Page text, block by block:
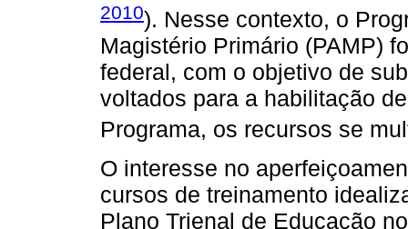
2010). Nesse contexto, o
Magistério Primário (PAMP)
federal, com o objetivo de
voltados para a habilitação
Programa, os recursos se
O interesse no
cursos de treinamento
Plano Trienal de Educação